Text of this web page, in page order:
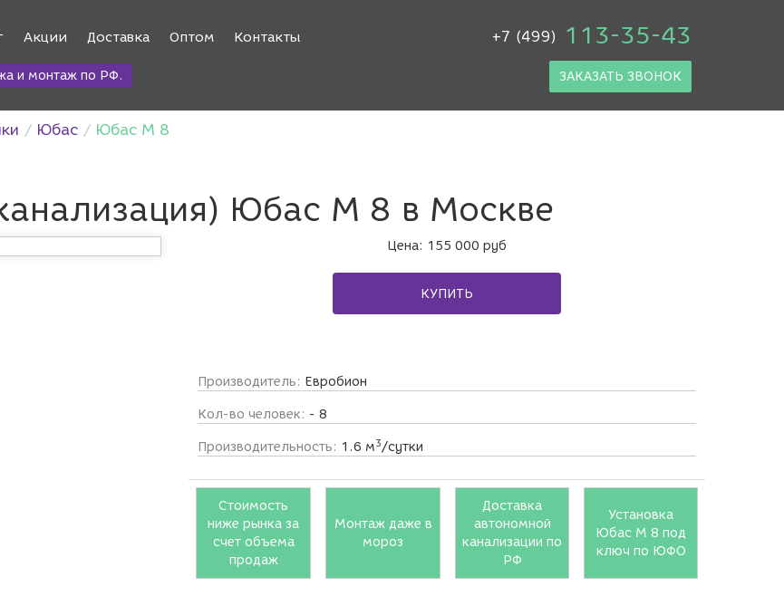
Акции Доставка Оптом Контакты
и монтаж по РФ.
+7 (499) 113-35-43
ЗАКАЗАТЬ ЗВОНОК
Юбас Юбас М 8
Юбас М 8 в Москве
Цена: 155 000 руб
КУПИТЬ
Производитель: Евробион
Кол-во человек: - 8
Производительность: 1.6 м3/сутки
Стоимость
ниже рынка за
счет объема
продаж
Монтаж даже в
мороз
Доставка
автономной
канализации по
РФ
Установка
Юбас М 8 под
ключ по ЮФО